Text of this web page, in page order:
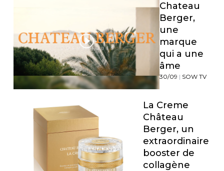
Chateau
Berger,
une
marque
qui a une
âme
30/09 | SOW TV
La Creme
Château
Berger, un
extraordinaire
booster de
collagène